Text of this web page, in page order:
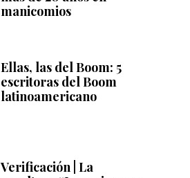
manicomios
Ellas, las del Boom: 5
escritoras del Boom
latinoamericano
Verificación | La